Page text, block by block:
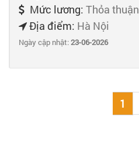
Mức lương: Thỏa thuận
Địa điểm: Hà Nội
Ngày cập nhật:23-06-2026
1